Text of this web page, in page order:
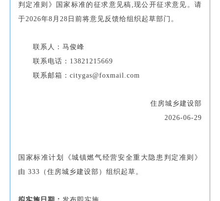
判定准则》国家标准的征求意见稿,现公开征求意见。请
于2026年8月28日前将意见反馈给组织起草部门。
联系人：马俊峰
联系电话：13821215669
联系邮箱：citygas@foxmail.com
住房城乡建设部
2026-06-29
国家标准计划《城镇燃气经营安全重大隐患判定准则》
由 333（住房城乡建设部）组织起草。